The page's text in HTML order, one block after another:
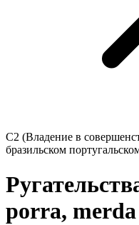
C2 (Владение в
бразильском
porra,